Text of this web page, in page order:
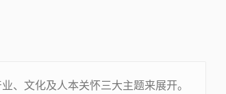
、文化及人本关怀三大主题来展开。